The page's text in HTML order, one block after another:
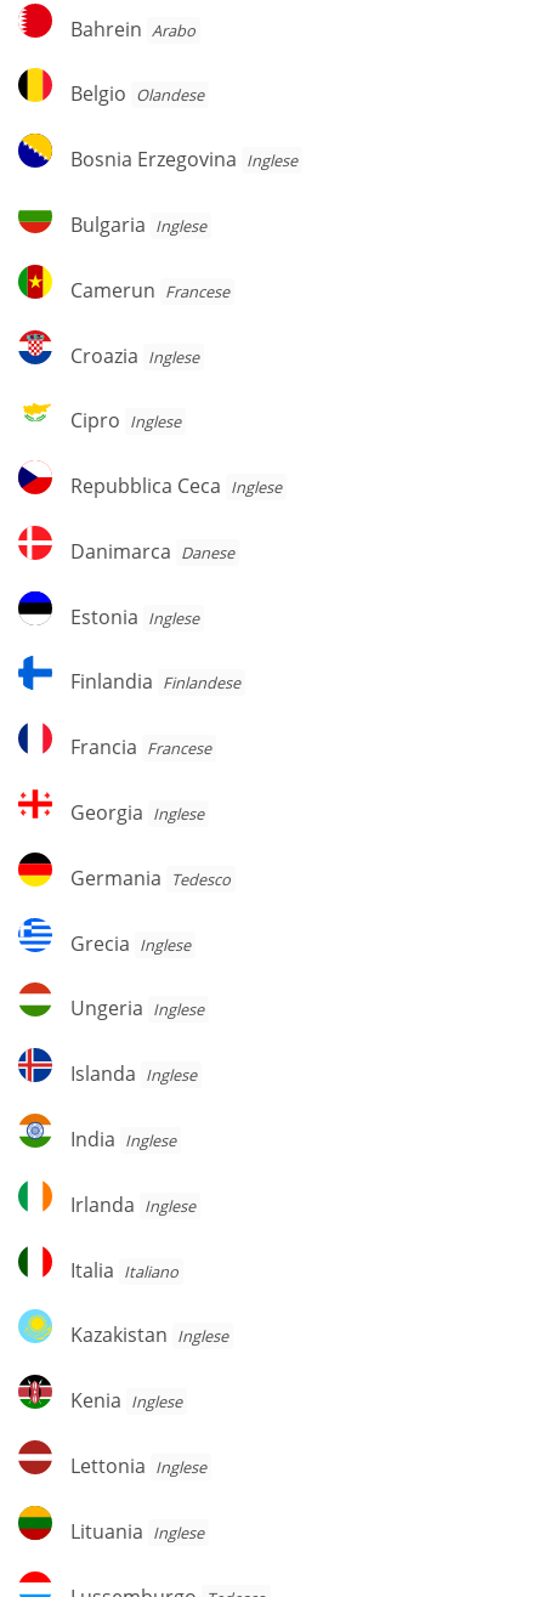
Bahrein
Bahrein Arabo
Belgio
Belgio Olandese
Bosnia
Erzegovina
Bosnia Erzegovina Inglese
Bulgaria
Bulgaria Inglese
Camerun
Camerun Francese
Croazia
Croazia Inglese
Cipro
Cipro Inglese
Repubblica
Ceca
Repubblica Ceca Inglese
Danimarca
Danimarca Danese
Estonia
Estonia Inglese
Finlandia
Finlandia Finlandese
Francia
Francia Francese
Georgia
Georgia Inglese
Germania
Germania Tedesco
Grecia
Grecia Inglese
Ungeria
Ungeria Inglese
Islanda
Islanda Inglese
India
India Inglese
Irlanda
Irlanda Inglese
Italia
Italia Italiano
Kazakistan
Kazakistan Inglese
Kenia
Kenia Inglese
Lettonia
Lettonia Inglese
Lituania
Lituania Inglese
Lussemburgo